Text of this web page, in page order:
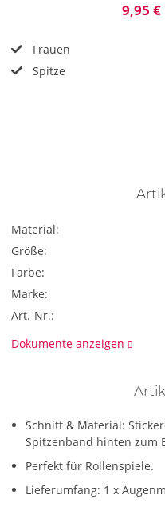
9,95 €
Frauen
Spitze
Material:
Größe:
Farbe:
Marke:
Art.-Nr.:
Dokumente anzeigen
Schnitt & Material:
Spitzenband hinten zum
Perfekt für Rollenspiele.
Lieferumfang: 1 x